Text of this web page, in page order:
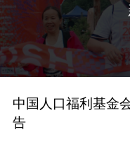
中国人口福利基金
告